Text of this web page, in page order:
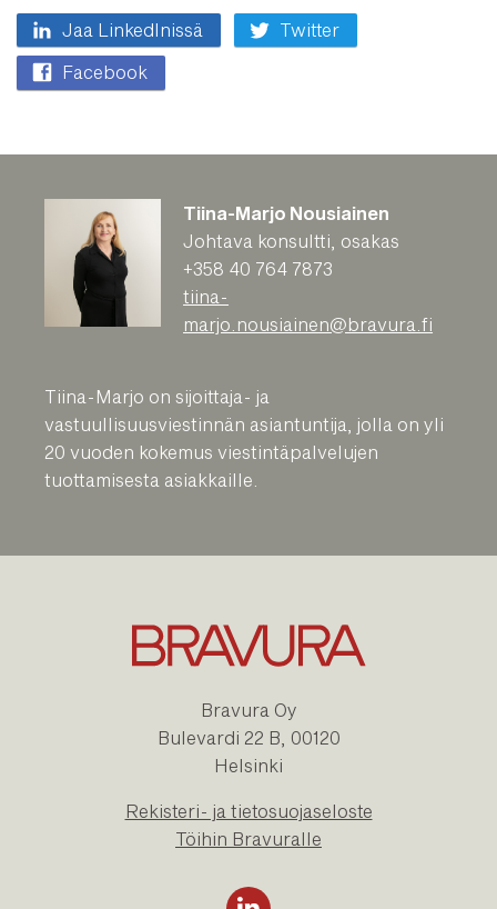
Jaa LinkedInissä Twitter
Facebook
Tiina-Marjo Nousiainen
Johtava konsultti, osakas
+358 40 764 7873
tiina-
marjo.nousiainen@bravura.fi
Tiina-Marjo on sijoittaja- ja
vastuullisuusviestinnän asiantuntija, jolla on yli
20 vuoden kokemus viestintäpalvelujen
tuottamisesta asiakkaille.
Bravura Oy
Bulevardi 22 B, 00120
Helsinki
Rekisteri- ja tietosuojaseloste
Töihin Bravuralle